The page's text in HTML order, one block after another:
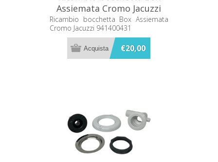
Assiemata Cromo Jacuzzi
941400431
Ricambio bocchetta Box Assiemata
Cromo Jacuzzi 941400431
€20,00